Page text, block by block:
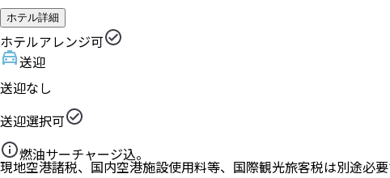
ホテル詳細
ホテルアレンジ可
送迎
送迎なし
送迎選択可
燃油サーチャージ込。
現地空港諸税、国内空港施設使用料等、国際観光旅客税は別途必要